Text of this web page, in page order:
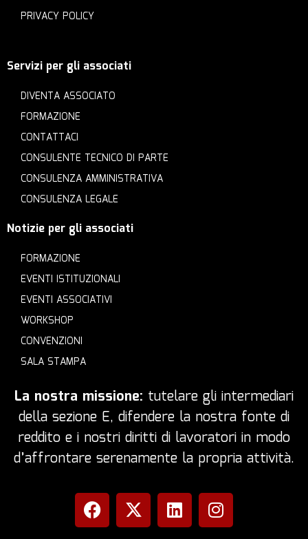
PRIVACY POLICY
Servizi per gli associati
DIVENTA ASSOCIATO
FORMAZIONE
CONTATTACI
CONSULENTE TECNICO DI PARTE
CONSULENZA AMMINISTRATIVA
CONSULENZA LEGALE
Notizie per gli associati
FORMAZIONE
EVENTI ISTITUZIONALI
EVENTI ASSOCIATIVI
WORKSHOP
CONVENZIONI
SALA STAMPA
La nostra missione: tutelare gli intermediari
della sezione E, difendere la nostra fonte di
reddito e i nostri diritti di lavoratori in modo
d’affrontare serenamente la propria attività.